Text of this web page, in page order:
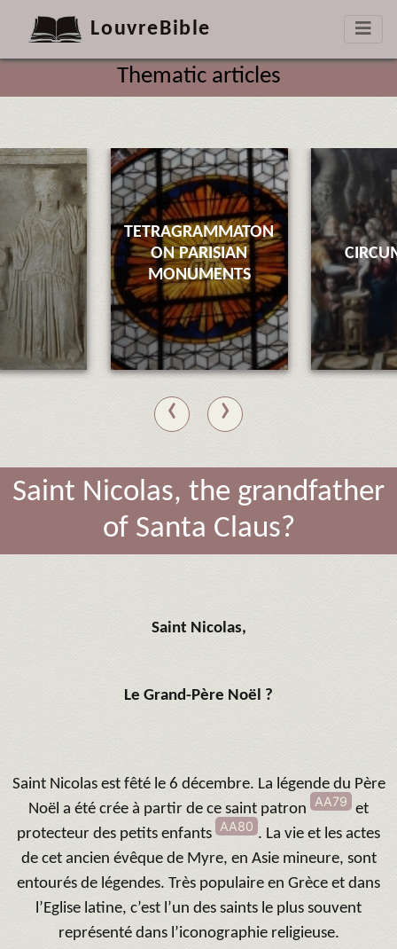
LouvreBible
Thematic articles
TETRAGRAMMATON
ON PARISIAN
MONUMENTS
‹ ›
Saint Nicolas, the grandfather
of Santa Claus?
Saint Nicolas,
Le Grand-Père Noël ?
Saint Nicolas est fêté le 6 décembre. La légende du Père
Noël a été crée à partir de ce saint patron
AA79 et
protecteur des petits enfants AA80 . La vie et les actes
de cet ancien évêque de Myre, en Asie mineure, sont
entourés de légendes. Très populaire en Grèce et dans
l’Eglise latine, c’est l’un des saints le plus souvent
représenté dans l’iconographie religieuse.